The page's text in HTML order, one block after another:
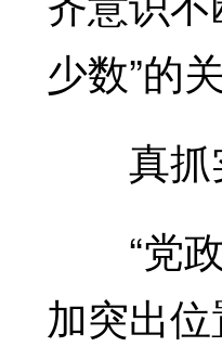
少数”的
真抓
“党政
加突出